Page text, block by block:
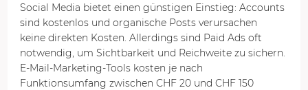
Social Media bietet einen günstigen Einstieg: Accounts
sind kostenlos und organische Posts verursachen
keine direkten Kosten. Allerdings sind Paid Ads oft
notwendig, um Sichtbarkeit und Reichweite zu sichern.
E-Mail-Marketing-Tools kosten je nach
Funktionsumfang zwischen CHF 20 und CHF 150